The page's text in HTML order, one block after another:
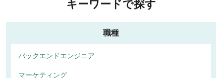
キーワードで探す
職種
バックエンドエンジニア
マーケティング